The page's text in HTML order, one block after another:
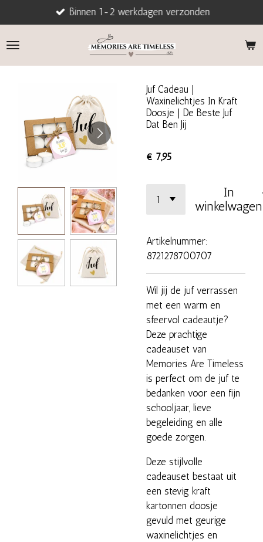
direct
naar
Binnen 1-2 werkdagen verzonden
Juf Cadeau |
Waxinelichtjes In Kraft
Doosje | De Beste Juf
Dat Ben Jij
€ 7,95
In
winkelwagen
Artikelnummer:
8721278700707
Wil jij de juf verrassen
met een warm en
sfeervol cadeautje?
Deze prachtige
cadeauset van
Memories Are Timeless
is perfect om de juf te
bedanken voor een fijn
schooljaar, lieve
begeleiding en alle
goede zorgen.
Deze stijlvolle
cadeauset bestaat uit
een stevig kraft
kartonnen doosje
gevuld met geurige
waxinelichtjes en